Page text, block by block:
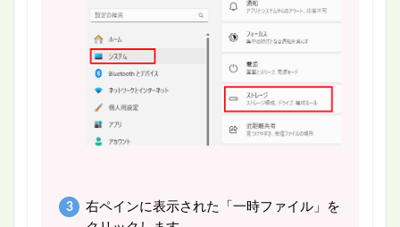
右ペインに表示された「一時ファイル」を